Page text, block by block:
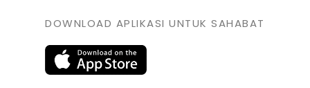
DOWNLOAD APLIKASI UNTUK SAHABAT